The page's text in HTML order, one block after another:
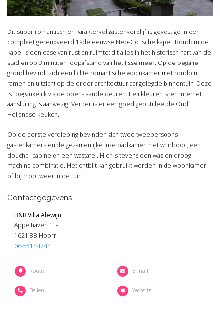
Dit super romantisch en karaktervol gastenverblijf is gevestigd in een
compleet gerenoveerd 19de eeuwse Neo-Gotische kapel. Rondom de
kapel is een oase van rust en ruimte; dit alles in het historisch hart van de
stad en op 3 minuten loopafstand van het IJsselmeer. Op de begane
grond bevindt zich een lichte romantische woonkamer met rondom
ramen en uitzicht op de onder architectuur aangelegde binnentuin. Deze
is toegankelijk via de openslaande deuren. Een kleuren tv en internet
aansluiting is aanwezig. Verder is er een goed geoutilleerde Oud
Hollandse keuken.
Op de eerste verdieping bevinden zich twee tweepersoons
gastenkamers en de gezamenlijke luxe badkamer met whirlpool, een
douche -cabine en een wastafel. Hier is tevens een was-en droog
machine combinatie. Het ontbijt kan gebruikt worden in de woonkamer
of bij mooi weer in de tuin.
Contactgegevens
B&B Villa Alewijn
Appelhaven 13a
1621 BB Hoorn
06-55144744
Route E-mail
Bellen Website